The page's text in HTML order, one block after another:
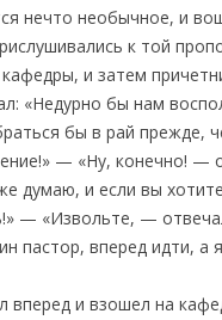
нечто необычное, и
к той
кафедры, и затем
«Недурно бы нам
бы в рай прежде,
— «Ну, конечно! —
думаю, и если вы
— «Извольте, —
пастор, вперед идти, а
вперед и взошел на